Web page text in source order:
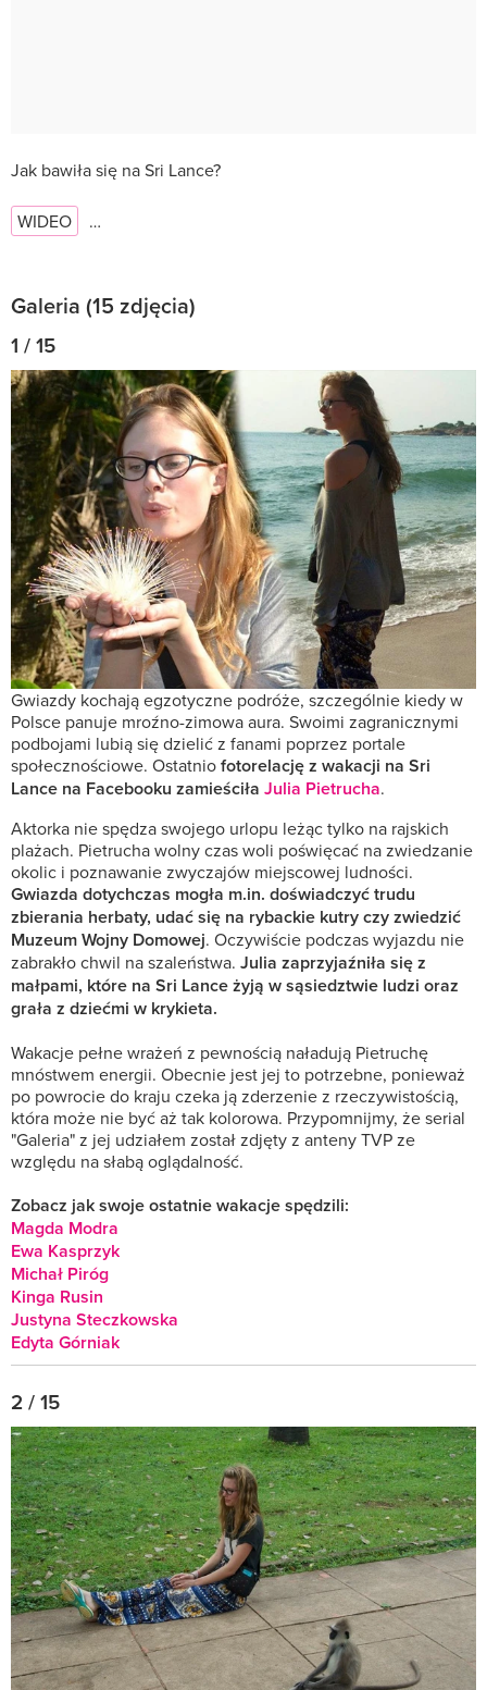
Jak bawiła się na Sri Lance?
WIDEO …
Galeria (15 zdjęcia)
1 / 15
Gwiazdy kochają egzotyczne podróże, szczególnie kiedy w
Polsce panuje mroźno-zimowa aura. Swoimi zagranicznymi
podbojami lubią się dzielić z fanami poprzez portale
społecznościowe. Ostatniofotorelację z wakacji na Sri
Lance na Facebooku zamieściła Julia Pietrucha.
Aktorka nie spędza swojego urlopu leżąc tylko na rajskich
plażach. Pietrucha wolny czas woli poświęcać na zwiedzanie
okolic i poznawanie zwyczajów miejscowej ludności.
Gwiazda dotychczas mogła m.in. doświadczyć trudu
zbierania herbaty, udać się na rybackie kutry czy zwiedzić
Muzeum Wojny Domowej. Oczywiście podczas wyjazdu nie
zabrakło chwil na szaleństwa. Julia zaprzyjaźniła się z
małpami, które na Sri Lance żyją w sąsiedztwie ludzi oraz
grała z dziećmi w krykieta.
Wakacje pełne wrażeń z pewnością naładują Pietruchę
mnóstwem energii. Obecnie jest jej to potrzebne, ponieważ
po powrocie do kraju czeka ją zderzenie z rzeczywistością,
która może nie być aż tak kolorowa. Przypomnijmy, że serial
"Galeria" z jej udziałem został zdjęty z anteny TVP ze
względu na słabą oglądalność.
Zobacz jak swoje ostatnie wakacje spędzili:
Magda Modra
Ewa Kasprzyk
Michał Piróg
Kinga Rusin
Justyna Steczkowska
Edyta Górniak
2 / 15